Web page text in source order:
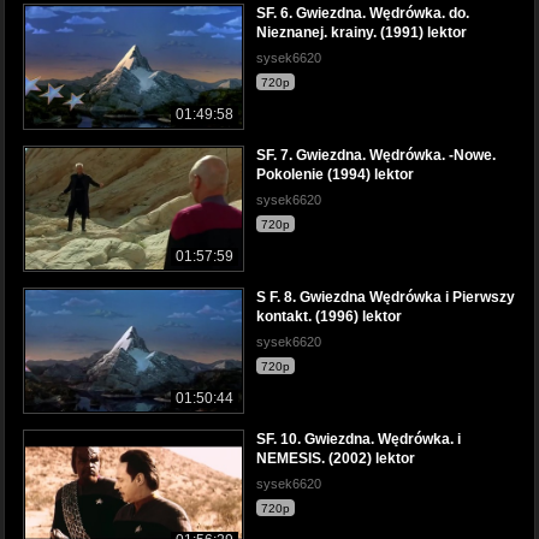
01:49:58
SF. 6. Gwiezdna. Wędrówka. do.
Nieznanej. krainy. (1991) lektor
sysek6620
720p
01:57:59
SF. 7. Gwiezdna. Wędrówka. -Nowe.
Pokolenie (1994) lektor
sysek6620
720p
01:50:44
S F. 8. Gwiezdna Wędrówka i Pierwszy
kontakt. (1996) lektor
sysek6620
720p
SF. 10. Gwiezdna. Wędrówka. i
NEMESIS. (2002) lektor
sysek6620
720p